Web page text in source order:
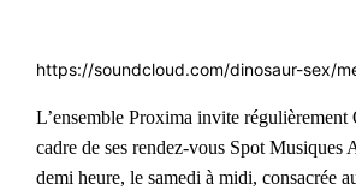
https://soundcloud.com/dinosaur-sex/
L’ensemble Proxima invite régulièrement
cadre de ses rendez-vous Spot Musiques
demi heure, le samedi à midi, consacrée